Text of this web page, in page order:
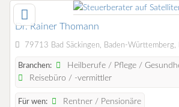
Dr. Rainer Thomann
79713 Bad Säckingen, Baden-Württemberg,
Branchen:
Heilberufe / Pflege /
Reisebüro / -vermittler
Für wen: Rentner / Pensionäre